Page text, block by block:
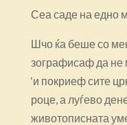
Сеа саде на едно
Шчо ќа беше со
зографисаф да не
‘и покриеф сите
роце, а луѓево
животописната